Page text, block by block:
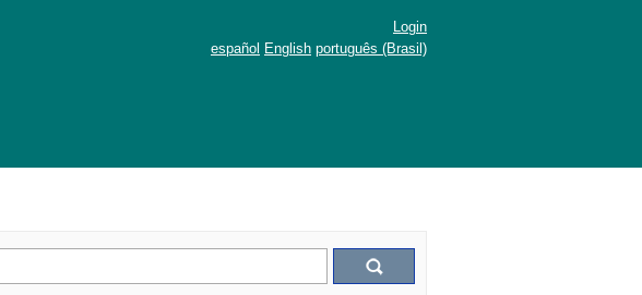
Login
español English português (Brasil)